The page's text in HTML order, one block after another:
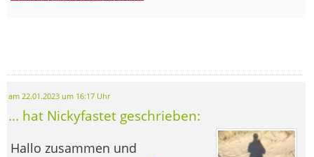
am 22.01.2023 um 16:17 Uhr
... hat Nickyfastet geschrieben:
Hallo zusammen und